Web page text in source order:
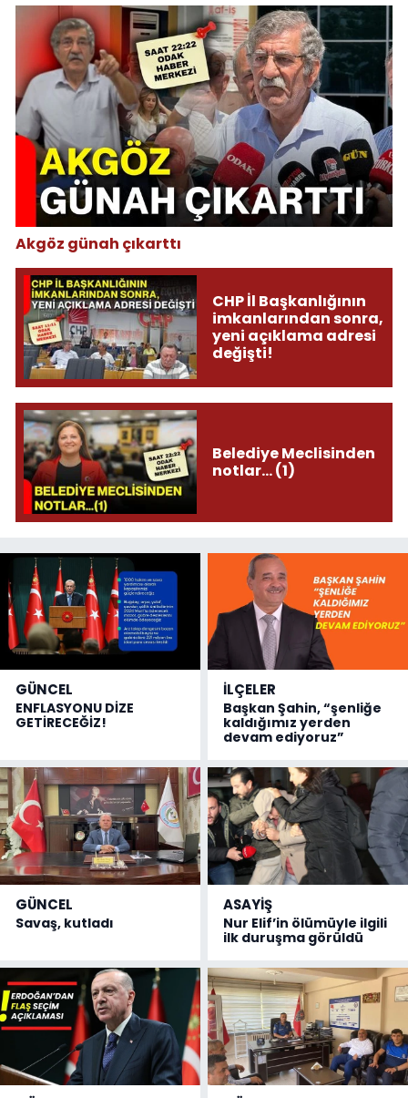
Akgöz günah çıkarttı
CHP İl Başkanlığının
imkanlarından sonra,
yeni açıklama adresi
değişti!
Belediye Meclisinden
notlar... (1)
GÜNCEL
ENFLASYONU DİZE
GETİRECEĞİZ!
İLÇELER
Başkan Şahin, “şenliğe
kaldığımız yerden
devam ediyoruz”
GÜNCEL
Savaş, kutladı
ASAYİŞ
Nur Elif’in ölümüyle ilgili
ilk duruşma görüldü